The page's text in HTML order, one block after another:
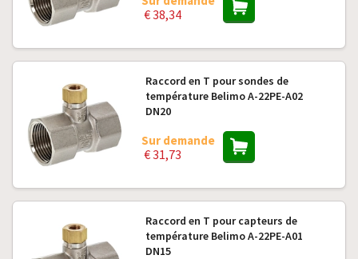
€ 38,34
Raccord en T pour sondes de
température Belimo A-22PE-A02
DN20
Sur demande
€ 31,73
Raccord en T pour capteurs de
température Belimo A-22PE-A01
DN15